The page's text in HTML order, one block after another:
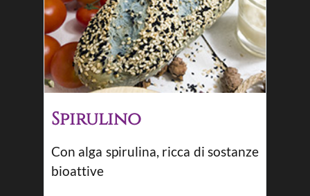
Spirulino
Con alga spirulina, ricca di sostanze
bioattive